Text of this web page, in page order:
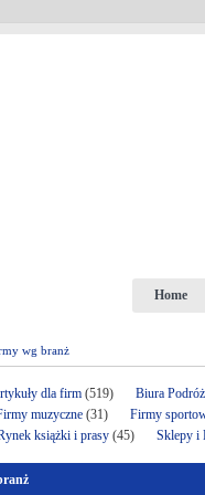
Home
wg branż
dla firm (519)
Biura
muzyczne (31)
Firmy
książki i prasy (45) Sklepy i